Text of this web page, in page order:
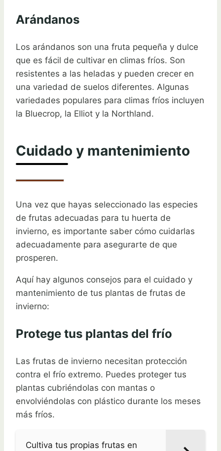
Arándanos
Los arándanos son una fruta pequeña y dulce
que es fácil de cultivar en climas fríos. Son
resistentes a las heladas y pueden crecer en
una variedad de suelos diferentes. Algunas
variedades populares para climas fríos incluyen
la Bluecrop, la Elliot y la Northland.
Cuidado y mantenimiento
Una vez que hayas seleccionado las especies
de frutas adecuadas para tu huerta de
invierno, es importante saber cómo cuidarlas
adecuadamente para asegurarte de que
prosperen.
Aquí hay algunos consejos para el cuidado y
mantenimiento de tus plantas de frutas de
invierno:
Protege tus plantas del frío
Las frutas de invierno necesitan protección
contra el frío extremo. Puedes proteger tus
plantas cubriéndolas con mantas o
envolviéndolas con plástico durante los meses
más fríos.
Cultiva tus propias frutas en